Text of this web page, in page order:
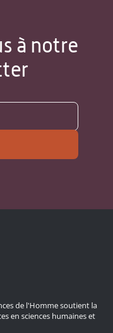
à notre
de l'Homme soutient la
en sciences humaines et